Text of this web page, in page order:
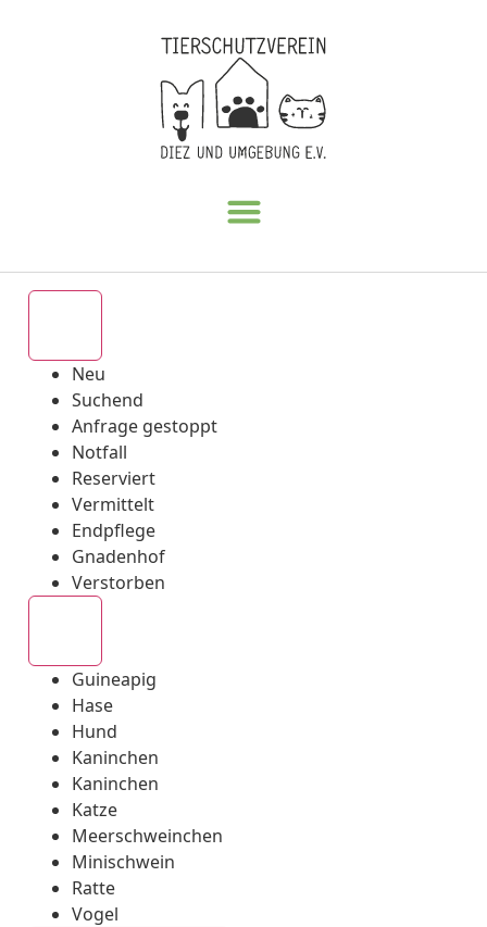
Neu
Suchend
Anfrage gestoppt
Notfall
Reserviert
Vermittelt
Endpflege
Gnadenhof
Verstorben
Guineapig
Hase
Hund
Kaninchen
Kaninchen
Katze
Meerschweinchen
Minischwein
Ratte
Vogel